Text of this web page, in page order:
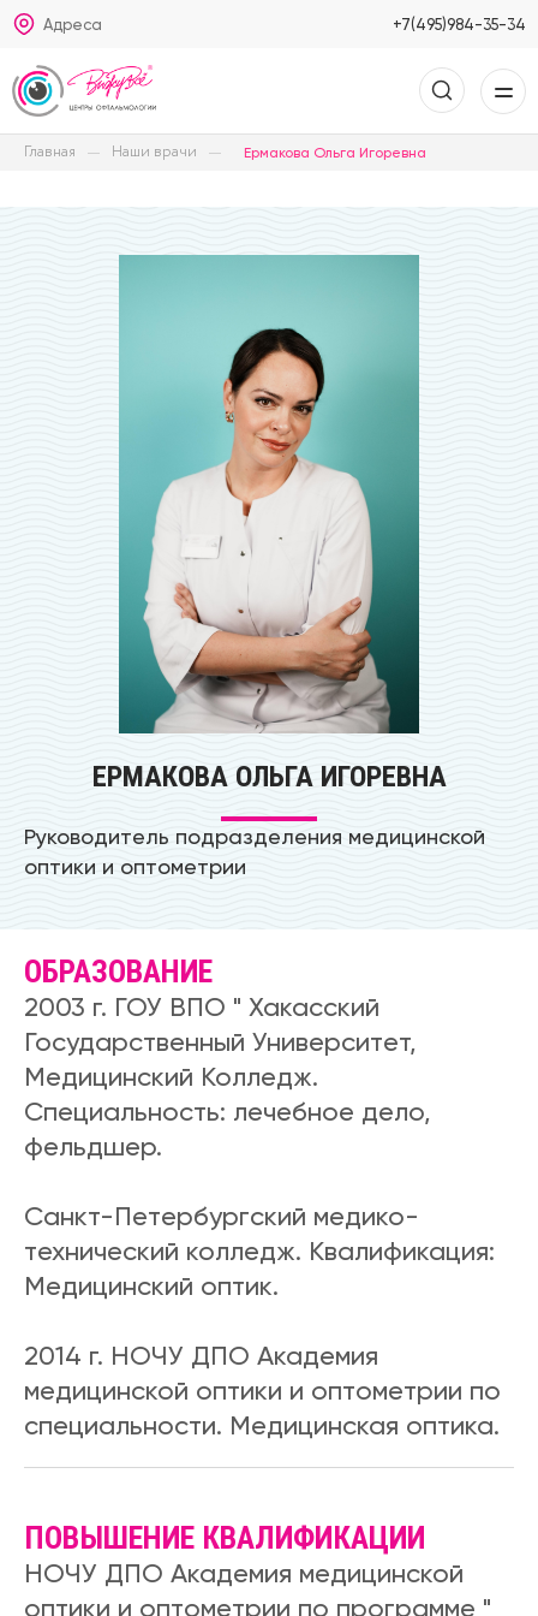
Адреса +7(495)984-35-34
Главная Наши врачи Ермакова Ольга Игоревна
ЕРМАКОВА ОЛЬГА ИГОРЕВНА
Руководитель подразделения медицинской
оптики и оптометрии
ОБРАЗОВАНИЕ
2003 г. ГОУ ВПО " Хакасский
Государственный Университет,
Медицинский Колледж.
Специальность: лечебное дело,
фельдшер.
Санкт-Петербургский медико-
технический колледж. Квалификация:
Медицинский оптик.
2014 г. НОЧУ ДПО Академия
медицинской оптики и оптометрии по
специальности. Медицинская оптика.
ПОВЫШЕНИЕ КВАЛИФИКАЦИИ
НОЧУ ДПО Академия медицинской
оптики и оптометрии по программе "